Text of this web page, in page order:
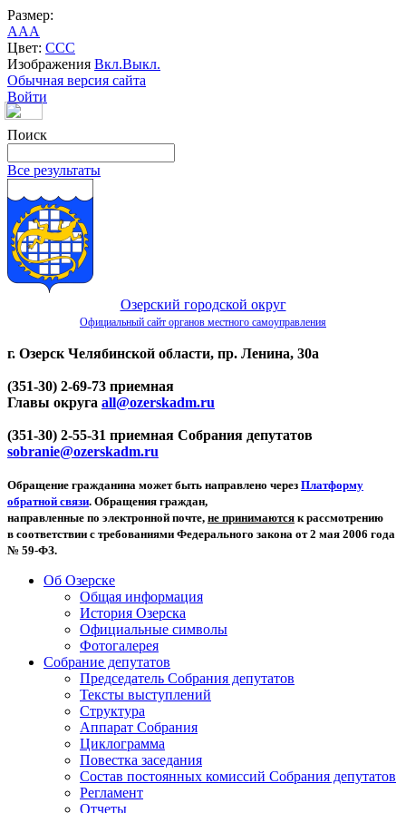
Размер:
AAA
Цвет: CCC
Изображения Вкл.Выкл.
Обычная версия сайта
Войти
Поиск
Все результаты
Озерский городской округ
Официальный сайт органов местного самоуправления
г. Озерск Челябинской области, пр. Ленина, 30а
(351-30) 2-69-73 приемная
Главы округа all@ozerskadm.ru
(351-30) 2-55-31 приемная Собрания депутатов
sobranie@ozerskadm.ru
Обращение гражданина может быть направлено через Платформу
обратной связи. Обращения граждан,
направленные по электронной почте, не принимаются к рассмотрению
в соответствии с требованиями Федерального закона от 2 мая 2006 года
№ 59-ФЗ.
Об Озерске
Общая информация
История Озерска
Официальные символы
Фотогалерея
Собрание депутатов
Председатель Собрания депутатов
Тексты выступлений
Структура
Аппарат Собрания
Циклограмма
Повестка заседания
Состав постоянных комиссий Собрания депутатов
Регламент
Отчеты